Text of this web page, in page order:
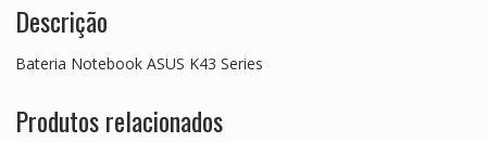
Descrição
Bateria Notebook ASUS K43 Series
Produtos relacionados